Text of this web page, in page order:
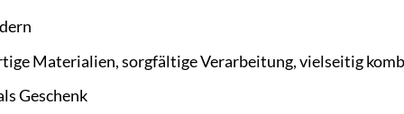
Materialien, sorgfältige Verarbeitung, vielseitig
Geschenk